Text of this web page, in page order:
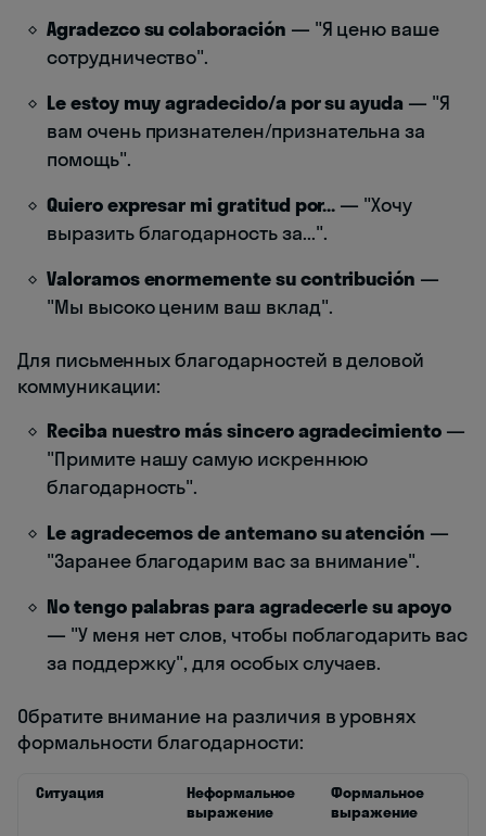
Agradezco su colaboración — "Я ценю ваше
сотрудничество".
Le estoy muy agradecido/a por su ayuda — "Я
вам очень признателен/признательна за
помощь".
Quiero expresar mi gratitud por... — "Хочу
выразить благодарность за...".
Valoramos enormemente su contribución —
"Мы высоко ценим ваш вклад".
Для письменных благодарностей в деловой
коммуникации:
Reciba nuestro más sincero agradecimiento—
"Примите нашу самую искреннюю
благодарность".
Le agradecemos de antemano su atención —
"Заранее благодарим вас за внимание".
No tengo palabras para agradecerle su apoyo
— "У меня нет слов, чтобы поблагодарить вас
за поддержку", для особых случаев.
Обратите внимание на различия в уровнях
формальности благодарности:
Ситуация
Неформальное
выражение
Формальное
выражение